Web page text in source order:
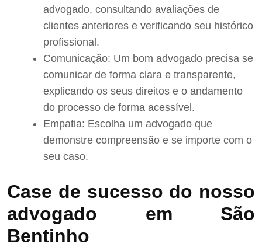
advogado, consultando avaliações de
clientes anteriores e verificando seu histórico
profissional.
Comunicação: Um bom advogado precisa se
comunicar de forma clara e transparente,
explicando os seus direitos e o andamento
do processo de forma acessível.
Empatia: Escolha um advogado que
demonstre compreensão e se importe com o
seu caso.
Case de sucesso do nosso
advogado em São
Bentinho